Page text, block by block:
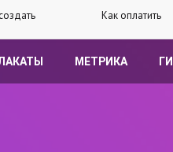
Как оплатить
МЕТРИКА